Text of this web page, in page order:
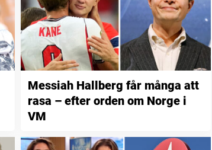
Messiah Hallberg får många att
rasa – efter orden om Norge i
VM